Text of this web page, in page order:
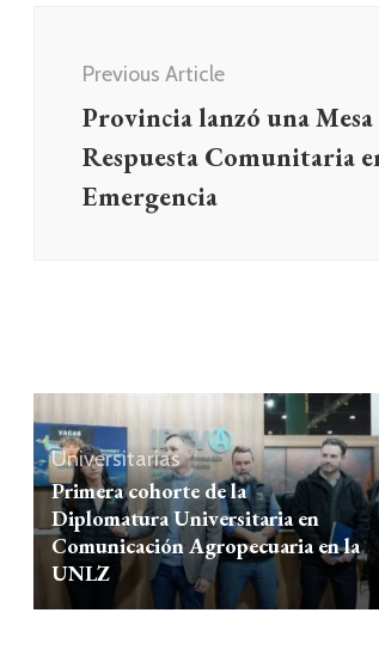
entradas
Previous Article
Provincia lanzó una Mesa
Respuesta Comunitaria
Emergencia
Universitarias
Primera cohorte de la
Diplomatura Universitaria en
Comunicación Agropecuaria en la
UNLZ